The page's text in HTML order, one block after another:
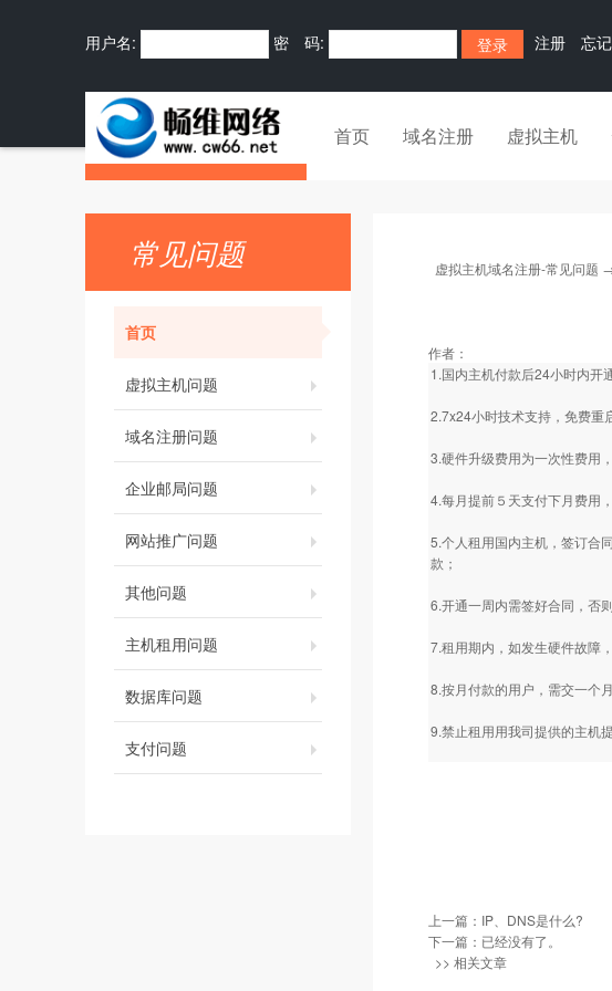
用户名: 密 码: 注册 忘
首页 域名注册 虚拟主机
常见问题
首页
虚拟主机问题
域名注册问题
企业邮局问题
网站推广问题
其他问题
主机租用问题
数据库问题
支付问题
虚拟主机域名注册-常见问题
作者：
1.国内主机付款后24小时内开
2.7x24小时技术支持，免费重
3.硬件升级费用为一次性费用
4.每月提前５天支付下月费用
5.个人租用国内主机，签订合
款；
6.开通一周内需签好合同，否
7.租用期内，如发生硬件故障
8.按月付款的用户，需交一个
9.禁止租用用我司提供的主机
上一篇： IP、DNS是什么?
下一篇：已经没有了。
>> 相关文章